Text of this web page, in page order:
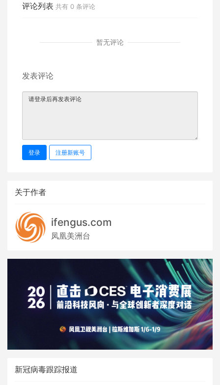
评论列表 共有 0 条评论
暂无评论
发表评论
登录 注册新账号
关于作者
ifengus.com
凤凰美洲台
新冠病毒跟踪报道